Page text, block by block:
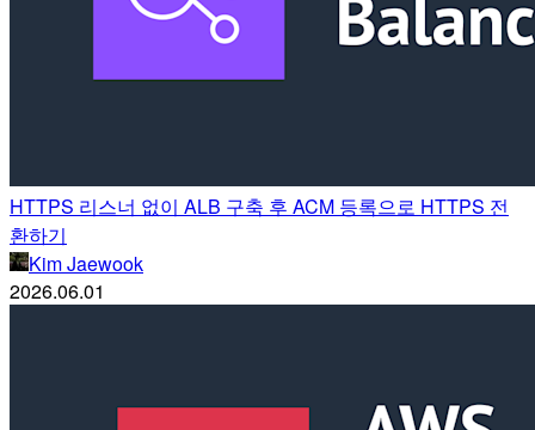
HTTPS 리스너 없이 ALB 구축 후 ACM 등록으로 HTTPS 전
환하기
Kim Jaewook
2026.06.01